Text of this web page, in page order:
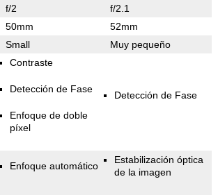
f/2 f/2.1
50mm 52mm
Small Muy pequeño
Contraste
Detección de Fase
Enfoque de doble
píxel
Detección de Fase
Enfoque automático
Estabilización óptica
de la imagen